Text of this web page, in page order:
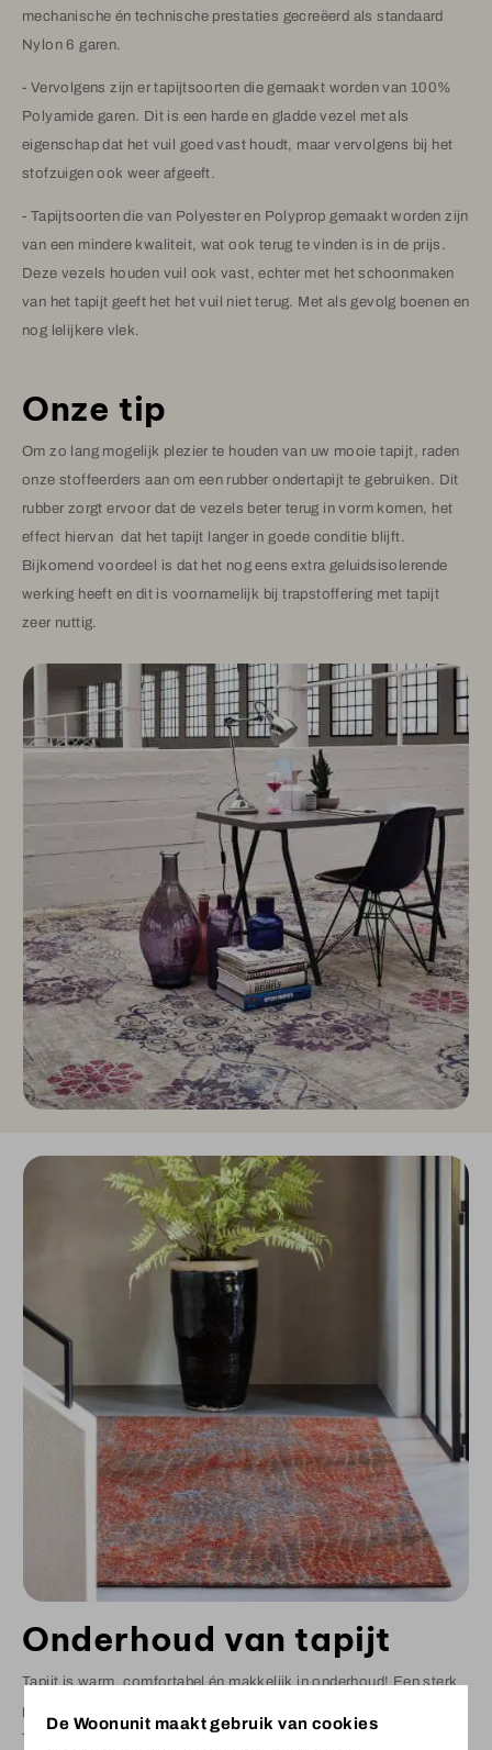
De Woonunit maakt gebruik van cookies
mechanische én technische prestaties gecreëerd als standaard
Nylon 6 garen.
- Vervolgens zijn er tapijtsoorten die gemaakt worden van 100%
Polyamide garen. Dit is een harde en gladde vezel met als
eigenschap dat het vuil goed vast houdt, maar vervolgens bij het
stofzuigen ook weer afgeeft.
- Tapijtsoorten die van Polyester en Polyprop gemaakt worden zijn
van een mindere kwaliteit, wat ook terug te vinden is in de prijs.
Deze vezels houden vuil ook vast, echter met het schoonmaken
van het tapijt geeft het het vuil niet terug. Met als gevolg boenen en
nog lelijkere vlek.
Onze tip
Om zo lang mogelijk plezier te houden van uw mooie tapijt, raden
onze stoffeerders aan om een rubber ondertapijt te gebruiken. Dit
rubber zorgt ervoor dat de vezels beter terug in vorm komen, het
effect hiervan dat het tapijt langer in goede conditie blijft.
Bijkomend voordeel is dat het nog eens extra geluidsisolerende
werking heeft en dit is voornamelijk bij trapstoffering met tapijt
zeer nuttig.
Onderhoud van tapijt
Tapijt is warm, comfortabel én makkelijk in onderhoud! Een sterk
product waar jarenlang onbekommerd op kan worden geleefd.
Tapijt vraagt – net als andere soorten vloerbedekking – om